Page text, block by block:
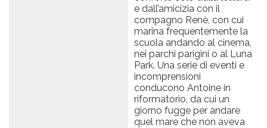
e dall’amicizia con il
compagno Renè, con cui
marina frequentemente la
scuola andando al cinema,
nei parchi parigini o al Luna
Park. Una serie di eventi e
incomprensioni
conducono Antoine in
riformatorio, da cui un
giorno fugge per andare
quel mare che non aveva